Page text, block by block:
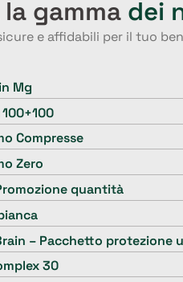
gamma dei
e affidabili per il tuo
Mg
Compresse
Zero
quantità
– Pacchetto protezione
30